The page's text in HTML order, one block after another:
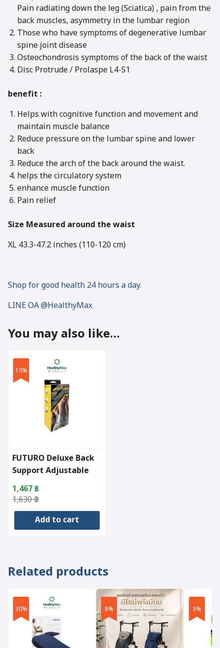
Pain radiating down the leg(Sciatica) , pain from the
back muscles, asymmetry in the lumbar region
Those who have symptoms of degenerative lumbar
spine joint disease
Osteochondrosissymptoms of the back of the waist
Disc Protrude / Prolaspe L4-S1
benefit :
Helps with cognitive function and movement and
maintain muscle balance
Reduce pressure on the lumbar spine and lower
back
Reduce the arch of the back around the waist.
helps the circulatory system
enhance muscle function
Pain relief
Size Measured around the waist
XL 43.3-47.2 inches (110-120 cm)
Shop for good health 24 hours a day.
LINE OA @HealthyMax
You may also like…
10%
FUTURO Deluxe Back
Support Adjustable
1,630฿
Original
price
1,467 ฿
Current
price
Add to cart
Related products
30% 8% 3%